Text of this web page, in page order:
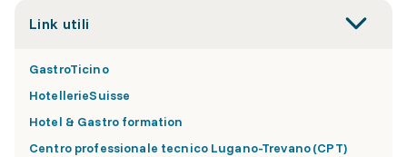
Link utili
GastroTicino
HotellerieSuisse
Hotel & Gastro formation
Centro professionale tecnico Lugano-Trevano (CPT)